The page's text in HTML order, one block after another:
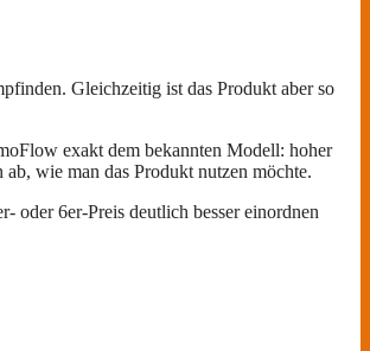
Gleichzeitig ist das Produkt aber so
exakt dem bekannten Modell: hoher
wie man das Produkt nutzen möchte.
oder 6er-Preis deutlich besser einordnen